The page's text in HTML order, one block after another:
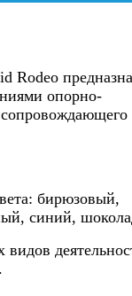
Rodeo
опорно-
бирюзовый,
синий,
видов